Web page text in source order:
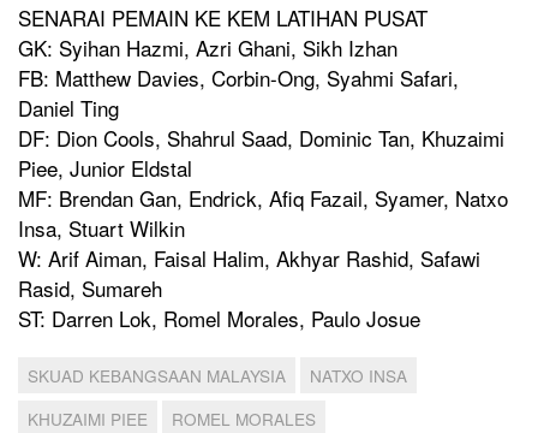
SENARAI PEMAIN KE KEM LATIHAN PUSAT
GK: Syihan Hazmi, Azri Ghani, Sikh Izhan
FB: Matthew Davies, Corbin-Ong, Syahmi Safari,
Daniel Ting
DF: Dion Cools, Shahrul Saad, Dominic Tan, Khuzaimi
Piee, Junior Eldstal
MF: Brendan Gan, Endrick, Afiq Fazail, Syamer, Natxo
Insa, Stuart Wilkin
W: Arif Aiman, Faisal Halim, Akhyar Rashid, Safawi
Rasid, Sumareh
ST: Darren Lok, Romel Morales, Paulo Josue
SKUAD KEBANGSAAN MALAYSIA
NATXO INSA
KHUZAIMI PIEE
ROMEL MORALES